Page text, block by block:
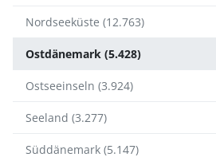
Nordseeküste (12.763)
Ostdänemark (5.428)
Ostseeinseln (3.924)
Seeland (3.277)
Süddänemark (5.147)